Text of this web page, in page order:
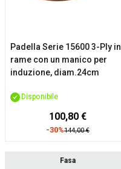
Padella Serie 15600 3-Ply in
rame con un manico per
induzione, diam.24cm
Disponibile
100,80 €
144,00 €
-30%
Fasa